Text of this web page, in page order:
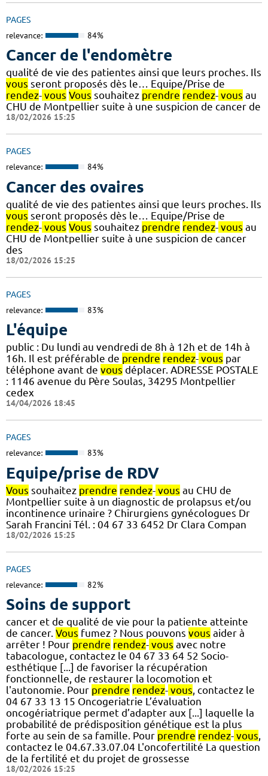
PAGES
relevance: 84%
Cancer de l'endomètre
qualité de vie des patientes ainsi que leurs proches. Ils
vous seront proposés dès le… Equipe/Prise de
rendez- vous Vous souhaitez prendre rendez- vous au
CHU de Montpellier suite à une suspicion de cancer de
18/02/2026 15:25
PAGES
relevance: 84%
Cancer des ovaires
qualité de vie des patientes ainsi que leurs proches. Ils
vous seront proposés dès le… Equipe/Prise de
rendez- vous Vous souhaitez prendre rendez- vous au
CHU de Montpellier suite à une suspicion de cancer
des
18/02/2026 15:25
PAGES
relevance: 83%
L'équipe
public : Du lundi au vendredi de 8h à 12h et de 14h à
16h. Il est préférable de prendre rendez- vous par
téléphone avant de vous déplacer. ADRESSE POSTALE
: 1146 avenue du Père Soulas, 34295 Montpellier
cedex
14/04/2026 18:45
PAGES
relevance: 83%
Equipe/prise de RDV
Vous souhaitez prendre rendez- vous au CHU de
Montpellier suite à un diagnostic de prolapsus et/ou
incontinence urinaire ? Chirurgiens gynécologues Dr
Sarah Francini Tél. : 04 67 33 6452 Dr Clara Compan
18/02/2026 15:25
PAGES
relevance: 82%
Soins de support
cancer et de qualité de vie pour la patiente atteinte
de cancer. Vous fumez ? Nous pouvons vous aider à
arrêter ! Pour prendre rendez- vous avec notre
tabacologue, contactez le 04 67 33 64 52 Socio-
esthétique [...] de favoriser la récupération
fonctionnelle, de restaurer la locomotion et
l'autonomie. Pour prendre rendez- vous, contactez le
04 67 33 13 15 Oncogeriatrie L’évaluation
oncogériatrique permet d’adapter aux [...] laquelle la
probabilité de prédisposition génétique est la plus
forte au sein de sa famille. Pour prendre rendez- vous,
contactez le 04.67.33.07.04 L'oncofertilité La question
de la fertilité et du projet de grossesse
18/02/2026 15:25